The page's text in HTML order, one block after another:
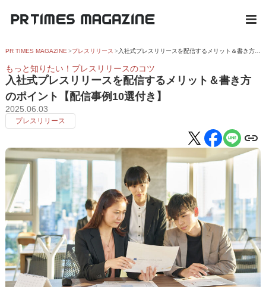
PR TIMES MAGAZINE プレスリリース 入社式プレスリリースを配信するメリット＆書き方のポイント【配信事例10選付き】
もっと知りたい！プレスリリースのコツ
入社式プレスリリースを配信するメリット＆書き方
のポイント【配信事例10選付き】
2025.06.03
プレスリリース